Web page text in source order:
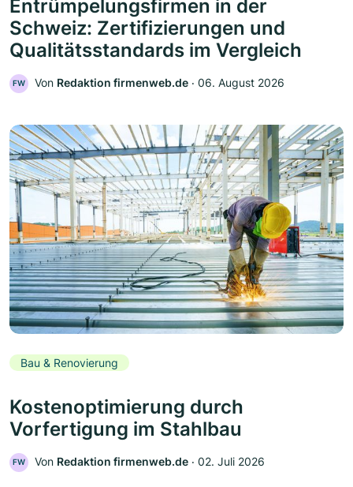
Entrümpelungsfirmen in der
Schweiz: Zertifizierungen und
Qualitätsstandards im Vergleich
FW Von Redaktion firmenweb.de ‧ 06. August 2026
Bau & Renovierung
Kostenoptimierung durch
Vorfertigung im Stahlbau
FW Von Redaktion firmenweb.de ‧ 02. Juli 2026